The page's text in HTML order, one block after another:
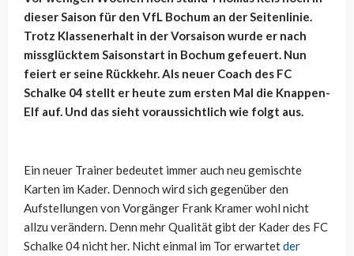
dieser Saison für den VfL Bochum an der Seitenlinie.
Trotz Klassenerhalt in der Vorsaison wurde er nach
missglücktem Saisonstart in Bochum gefeuert. Nun
feiert er seine Rückkehr. Als neuer Coach des FC
Schalke 04 stellt er heute zum ersten Mal die Knappen-
Elf auf. Und das sieht voraussichtlich wie folgt aus.
Ein neuer Trainer bedeutet immer auch neu gemischte
Karten im Kader. Dennoch wird sich gegenüber den
Aufstellungen von Vorgänger Frank Kramer wohl nicht
allzu verändern. Denn mehr Qualität gibt der Kader des FC
Schalke 04 nicht her. Nicht einmal im Tor erwartetder